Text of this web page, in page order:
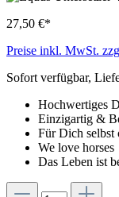
27,50 €*
Preise inkl. MwSt.
Sofort verfügbar,
Hochwertiges
Einzigartig &
Für Dich selbst
We love horses
Das Leben ist